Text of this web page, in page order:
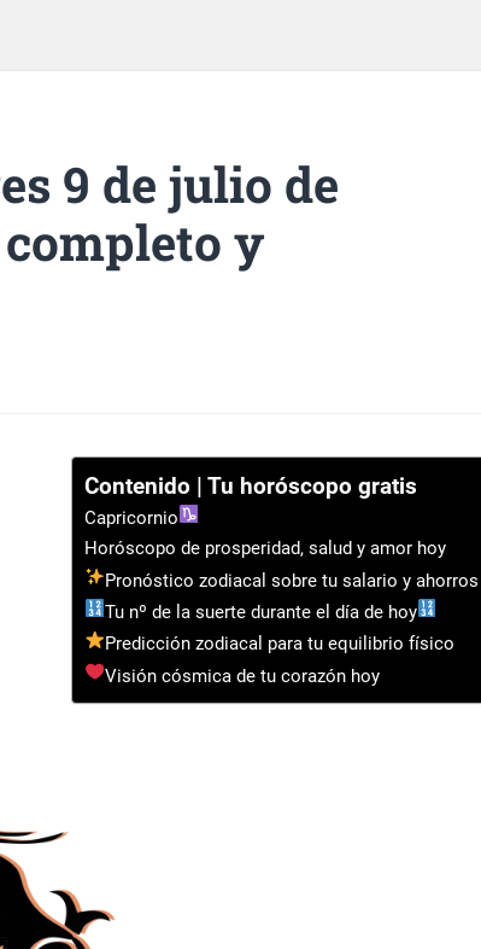
9 de julio de
y
Contenido | Tu horóscopo gratis
Capricornio
Horóscopo de prosperidad, salud y amor hoy
Pronóstico zodiacal sobre tu salario y ahorros
Tu nº de la suerte durante el día de hoy
Predicción zodiacal para tu equilibrio físico
Visión cósmica de tu corazón hoy